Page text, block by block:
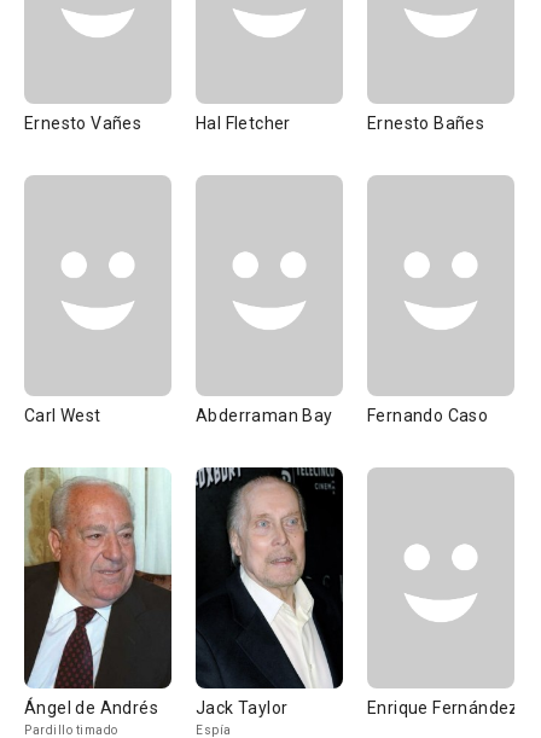
Ernesto Vañes Hal Fletcher Ernesto Bañes
Carl West Abderraman Bay Fernando Caso
Ángel de Andrés
Pardillo timado
Jack Taylor
Espía
Enrique Fernández